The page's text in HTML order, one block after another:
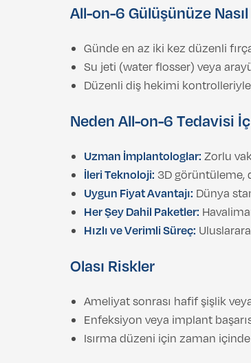
All-on-6 Gülüşünüze Nasıl
Günde en az iki kez düzenli
Su jeti (water flosser) veya
Düzenli diş hekimi
Neden All-on-6 Tedavisi
Uzman İmplantologlar: Zorlu
İleri Teknoloji: 3D görüntüleme,
Uygun Fiyat Avantajı: Dünya
Her Şey Dahil Paketler:
Hızlı ve Verimli Süreç:
Olası Riskler
Ameliyat sonrası hafif şişlik
Enfeksiyon veya implant
Isırma düzeni için zaman